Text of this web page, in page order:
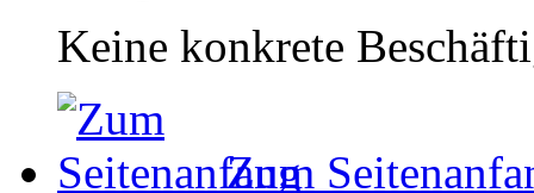
Keine konkrete
Zum